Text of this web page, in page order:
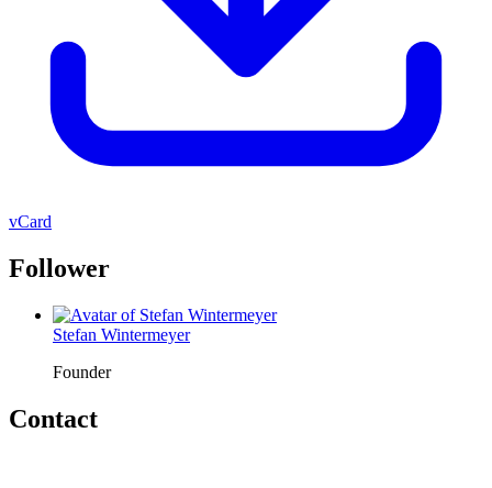
vCard
Follower
Stefan Wintermeyer
Founder
Contact